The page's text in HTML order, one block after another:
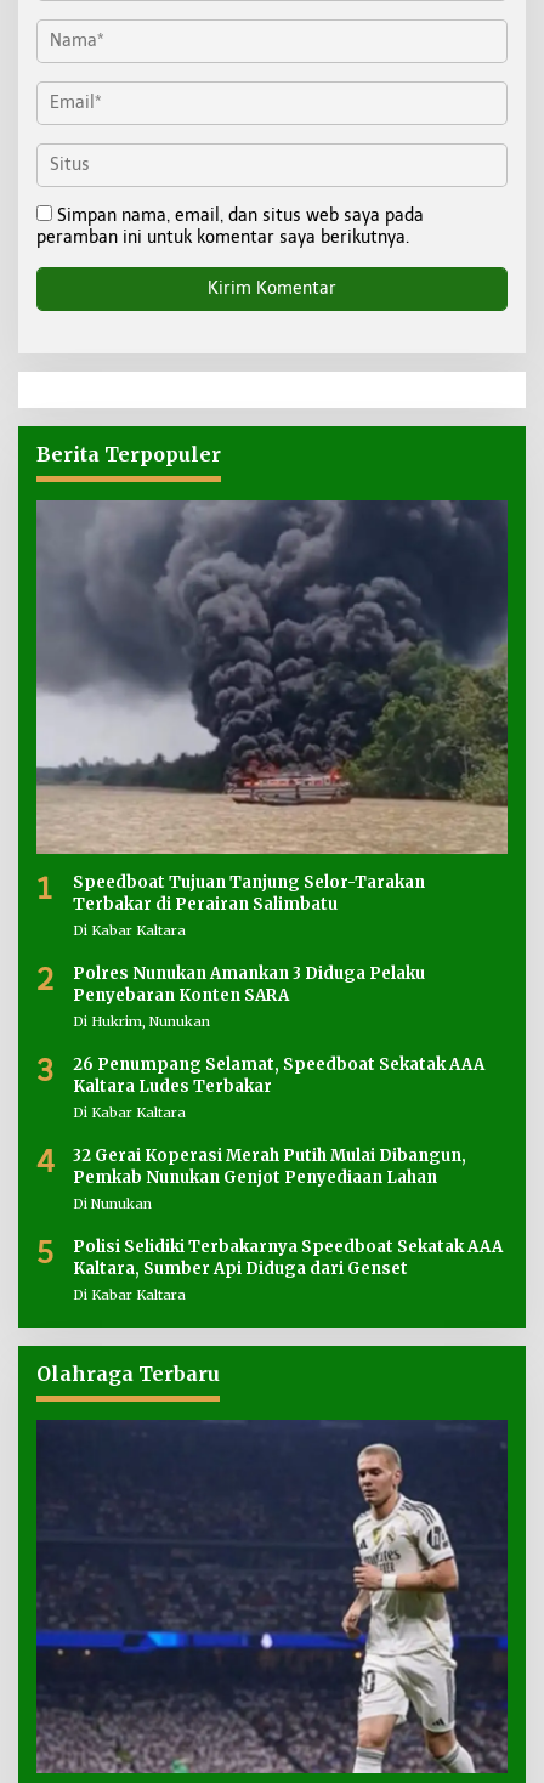
Simpan nama, email, dan situs web saya pada
peramban ini untuk komentar saya berikutnya.
Berita Terpopuler
1
Speedboat Tujuan Tanjung Selor-Tarakan
Terbakar di Perairan Salimbatu
Di Kabar Kaltara
2
Polres Nunukan Amankan 3 Diduga Pelaku
Penyebaran Konten SARA
Di Hukrim, Nunukan
3
26 Penumpang Selamat, Speedboat Sekatak AAA
Kaltara Ludes Terbakar
Di Kabar Kaltara
4
32 Gerai Koperasi Merah Putih Mulai Dibangun,
Pemkab Nunukan Genjot Penyediaan Lahan
Di Nunukan
5
Polisi Selidiki Terbakarnya Speedboat Sekatak AAA
Kaltara, Sumber Api Diduga dari Genset
Di Kabar Kaltara
Olahraga Terbaru